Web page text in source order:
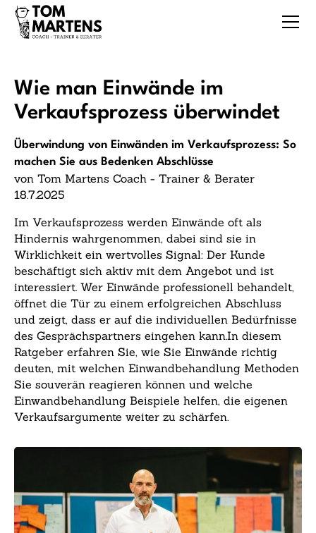
Wie man Einwände im
Verkaufsprozess überwindet
Überwindung von Einwänden im Verkaufsprozess: So
machen Sie aus Bedenken Abschlüsse
von Tom Martens Coach - Trainer & Berater
18.7.2025
Im Verkaufsprozess werden Einwände oft als
Hindernis wahrgenommen, dabei sind sie in
Wirklichkeit ein wertvolles Signal: Der Kunde
beschäftigt sich aktiv mit dem Angebot und ist
interessiert. Wer Einwände professionell behandelt,
öffnet die Tür zu einem erfolgreichen Abschluss
und zeigt, dass er auf die individuellen Bedürfnisse
des Gesprächspartners eingehen kann.In diesem
Ratgeber erfahren Sie, wie Sie Einwände richtig
deuten, mit welchen Einwandbehandlung Methoden
Sie souverän reagieren können und welche
Einwandbehandlung Beispiele helfen, die eigenen
Verkaufsargumente weiter zu schärfen.